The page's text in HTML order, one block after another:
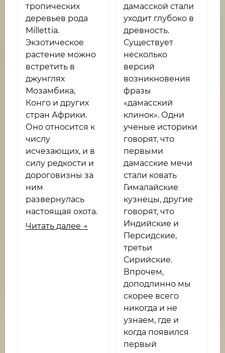
тропических
деревьев рода
Millettia.
Экзотическое
растение можно
встретить в
джунглях
Мозамбика,
Конго и других
стран Африки.
Оно относится к
числу
исчезающих, и в
силу редкости и
дороговизны за
ним
развернулась
настоящая охота.
Читать далее →
дамасской стали
уходит глубоко в
древность.
Существует
несколько
версий
возникновения
фразы
«дамасский
клинок». Одни
ученые историки
говорят, что
первыми
дамасские мечи
стали ковать
Гималайские
кузнецы, другие
говорят, что
Индийские и
Персидские,
третьи
Сирийские.
Впрочем,
доподлинно мы
скорее всего
никогда и не
узнаем, где и
когда появился
первый